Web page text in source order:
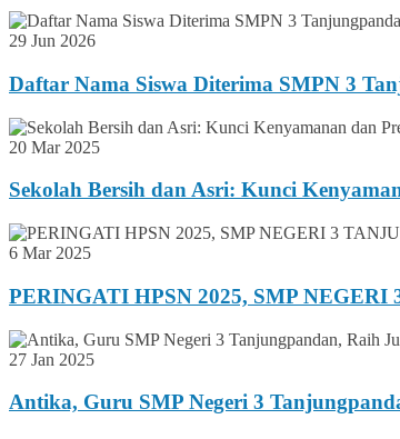
29 Jun 2026
Daftar Nama Siswa Diterima SMPN 3
20 Mar 2025
Sekolah Bersih dan Asri: Kunci
6 Mar 2025
PERINGATI HPSN 2025, SMP
27 Jan 2025
Antika, Guru SMP Negeri 3